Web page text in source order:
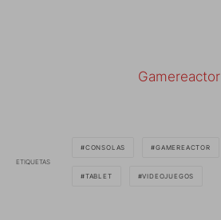
Gamereactor
ETIQUETAS
CONSOLAS GAMEREACTOR
TABLET VIDEOJUEGOS